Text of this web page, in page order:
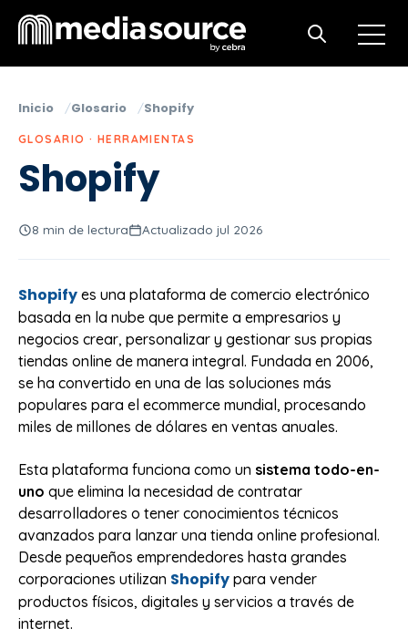
Open
Open search
Inicio Glosario Shopify
GLOSARIO · HERRAMIENTAS
Shopify
8 min de lectura Actualizado jul 2026
Shopify es una plataforma de comercio electrónico
basada en la nube que permite a empresarios y
negocios crear, personalizar y gestionar sus propias
tiendas online de manera integral. Fundada en 2006,
se ha convertido en una de las soluciones más
populares para el ecommerce mundial, procesando
miles de millones de dólares en ventas anuales.
Esta plataforma funciona como un sistema todo-en-
uno que elimina la necesidad de contratar
desarrolladores o tener conocimientos técnicos
avanzados para lanzar una tienda online profesional.
Desde pequeños emprendedores hasta grandes
corporaciones utilizan Shopify para vender
productos físicos, digitales y servicios a través de
internet.